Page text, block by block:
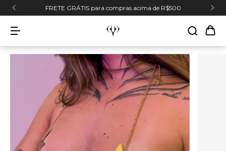
FRETE GRÁTIS para compras acima de R$500